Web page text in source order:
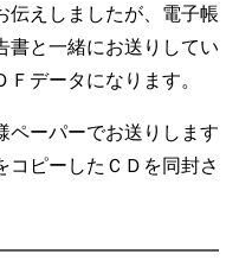
伝えしましたが、電子帳
書と一緒にお送りしてい
データになります。
ペーパーでお送りします
コピーしたＣＤを同封さ